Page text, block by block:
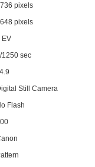
pixels
pixels
EV
1250 sec
Still Camera
Flash